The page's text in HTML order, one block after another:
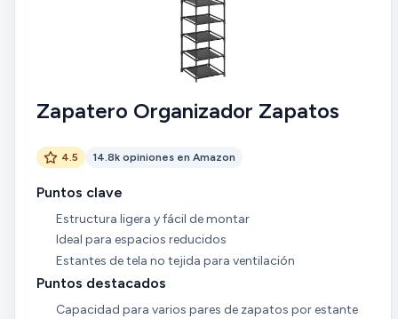
Zapatero Organizador Zapatos
4.5 14.8k opiniones en Amazon
Puntos clave
Estructura ligera y fácil de montar
Ideal para espacios reducidos
Estantes de tela no tejida para ventilación
Puntos destacados
Capacidad para varios pares de zapatos por estante